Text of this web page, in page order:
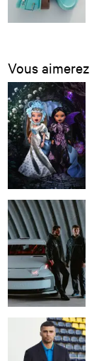
Vous aimerez